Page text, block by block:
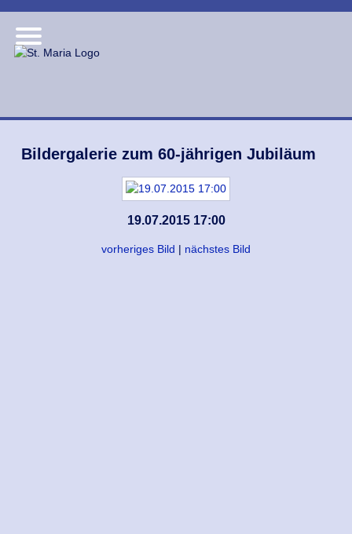
Bildergalerie zum 60-jährigen Jubiläum
19.07.2015 17:00
vorheriges Bild | nächstes Bild